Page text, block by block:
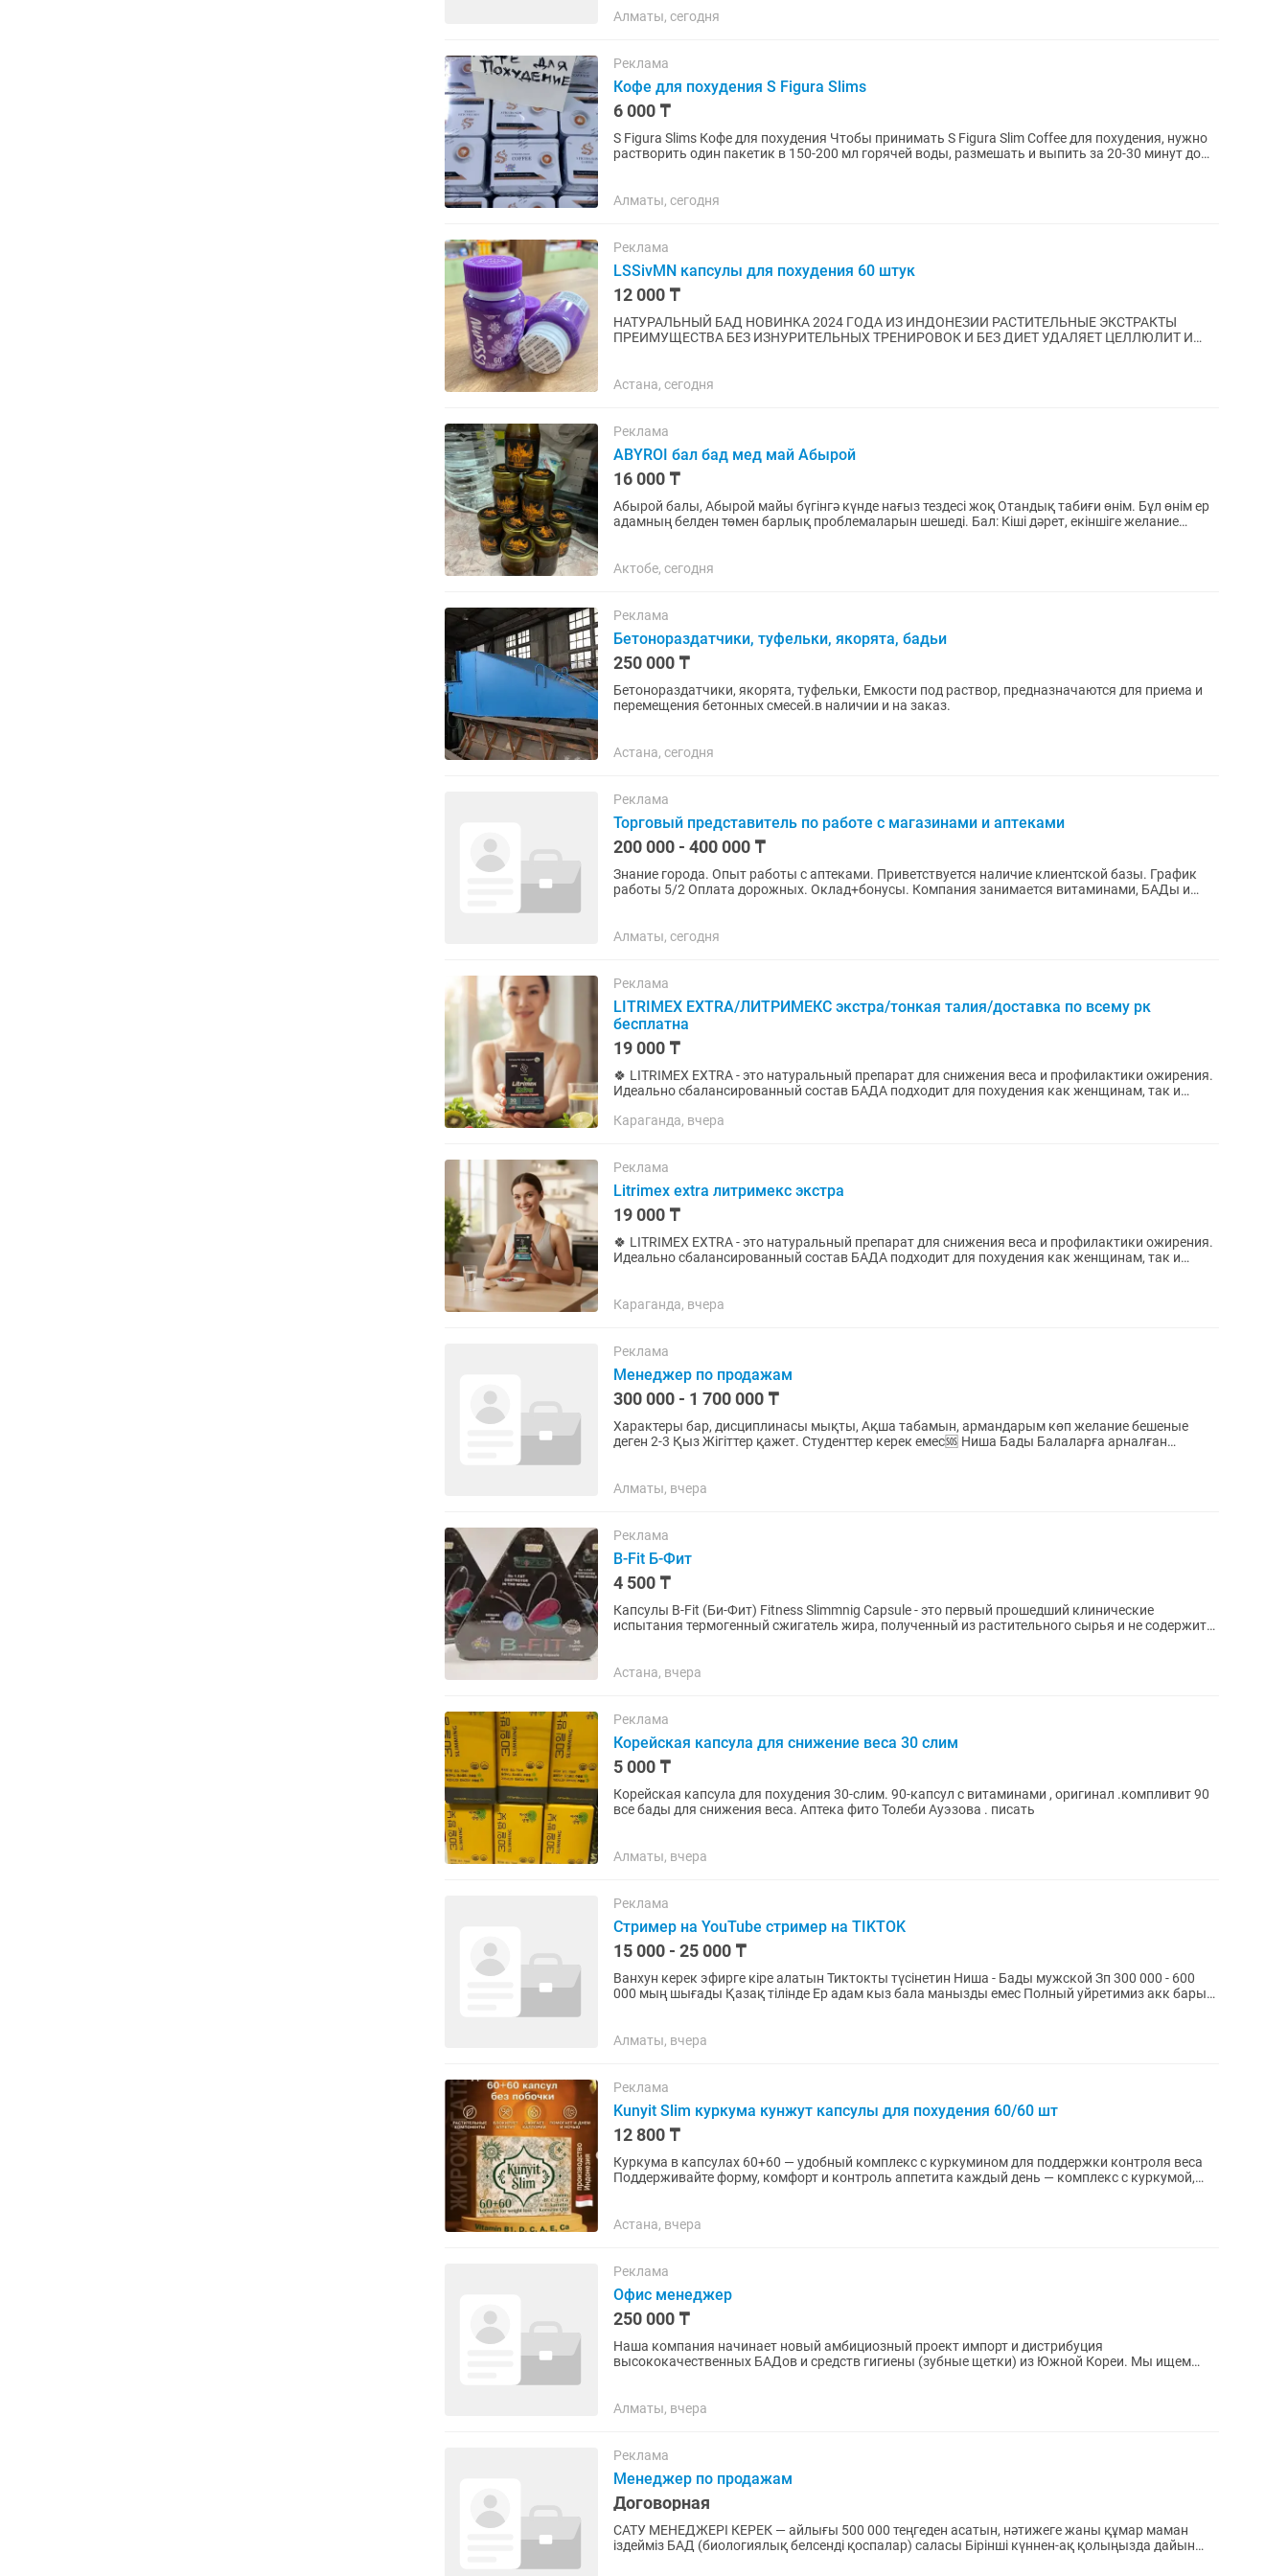
Алматы, сегодня
Реклама
Кофе для похудения S Figura Slims
6 000 ₸
S Figura Slims Кофе для похудения Чтобы принимать S Figura Slim Coffee для похудения, нужно
растворить один пакетик в 150-200 мл горячей воды, размешать и выпить за 20-30 минут до
Алматы, сегодня
Реклама
LSSivMN капсулы для похудения 60 штук
12 000 ₸
НАТУРАЛЬНЫЙ БАД НОВИНКА 2024 ГОДА ИЗ ИНДОНЕЗИИ РАСТИТЕЛЬНЫЕ ЭКСТРАКТЫ
ПРЕИМУЩЕСТВА БЕЗ ИЗНУРИТЕЛЬНЫХ ТРЕНИРОВОК И БЕЗ ДИЕТ УДАЛЯЕТ ЦЕЛЛЮЛИТ И
Астана, сегодня
Реклама
ABYROI бал бад мед май Абырой
16 000 ₸
Абырой балы, Абырой майы бүгінгә күнде нағыз тездесі жоқ Отандық табиғи өнім. Бұл өнім ер
адамның белден төмен барлық проблемаларын шешеді. Бал: Кіші дәрет, екіншіге желание
Актобе, сегодня
Реклама
Бетонораздатчики, туфельки, якорята, бадьи
250 000 ₸
Бетонораздатчики, якорята, туфельки, Емкости под раствор, предназначаются для приема и
перемещения бетонных смесей.в наличии и на заказ.
Астана, сегодня
Реклама
Торговый представитель по работе с магазинами и аптеками
200 000 - 400 000 ₸
Знание города. Опыт работы с аптеками. Приветствуется наличие клиентской базы. График
работы 5/2 Оплата дорожных. Оклад+бонусы. Компания занимается витаминами, БАДы и
Алматы, сегодня
Реклама
LITRIMEX EXTRA/ЛИТРИМЕКС экстра/тонкая талия/доставка по всему рк
бесплатна
19 000 ₸
🍀 LITRIMEX EXTRA - это натуральный препарат для снижения веса и профилактики ожирения.
Идеально сбалансированный состав БАДА подходит для похудения как женщинам, так и
Караганда, вчера
Реклама
Litrimex extra литримекс экстра
19 000 ₸
🍀 LITRIMEX EXTRA - это натуральный препарат для снижения веса и профилактики ожирения.
Идеально сбалансированный состав БАДА подходит для похудения как женщинам, так и
Караганда, вчера
Реклама
Менеджер по продажам
300 000 - 1 700 000 ₸
Характеры бар, дисциплинасы мықты, Ақша табамын, армандарым көп желание бешеные
деген 2-3 Қыз Жігіттер қажет. Студенттер керек емес🆘 Ниша Бады Балаларға арналған
Алматы, вчера
Реклама
B-Fit Б-Фит
4 500 ₸
Капсулы B-Fit (Би-Фит) Fitness Slimmnig Capsule - это первый прошедший клинические
испытания термогенный сжигатель жира, полученный из растительного сырья и не содержит
Астана, вчера
Реклама
Корейская капсула для снижение веса 30 слим
5 000 ₸
Корейская капсула для похудения 30-слим. 90-капсул с витаминами , оригинал .компливит 90
все бады для снижения веса. Аптека фито Толеби Ауэзова . писать
Алматы, вчера
Реклама
Стример на YouTube стример на TIKTOK
15 000 - 25 000 ₸
Ванхун керек эфирге кіре алатын Тиктокты түсінетин Ниша - Бады мужской Зп 300 000 - 600
000 мың шығады Қазақ тілінде Ер адам кыз бала манызды емес Полный уйретимиз акк бары
Алматы, вчера
Реклама
Kunyit Slim куркума кунжут капсулы для похудения 60/60 шт
12 800 ₸
Куркума в капсулах 60+60 — удобный комплекс с куркумином для поддержки контроля веса
Поддерживайте форму, комфорт и контроль аппетита каждый день — комплекс с куркумой,
Астана, вчера
Реклама
Офис менеджер
250 000 ₸
Наша компания начинает новый амбициозный проект импорт и дистрибуция
высококачественных БАДов и средств гигиены (зубные щетки) из Южной Кореи. Мы ищем
Алматы, вчера
Реклама
Менеджер по продажам
Договорная
САТУ МЕНЕДЖЕРІ КЕРЕК — айлығы 500 000 теңгеден асатын, нәтижеге жаны құмар маман
іздейміз БАД (биологиялық белсенді қоспалар) саласы Бірінші күннен-ақ қолыңызда дайын